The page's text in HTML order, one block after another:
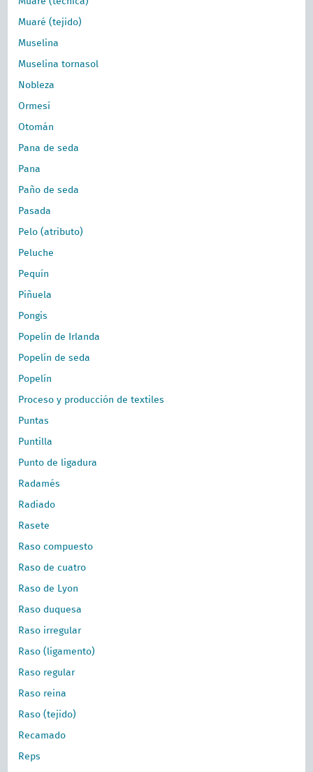
Muaré (tejido)
Muselina
Muselina tornasol
Nobleza
Ormesí
Otomán
Pana de seda
Pana
Paño de seda
Pasada
Pelo (atributo)
Peluche
Pequín
Piñuela
Pongis
Popelín de Irlanda
Popelín de seda
Popelín
Proceso y producción de textiles
Puntas
Puntilla
Punto de ligadura
Radamés
Radiado
Rasete
Raso compuesto
Raso de cuatro
Raso de Lyon
Raso duquesa
Raso irregular
Raso (ligamento)
Raso regular
Raso reina
Raso (tejido)
Recamado
Reps